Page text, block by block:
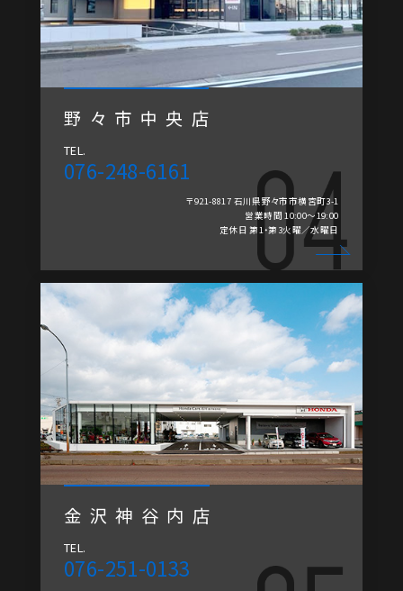
野々市中央店
TEL.
076-248-6161
〒921-8817 石川県野々市市横宮町3-1
営業時間 10:00～19:00
定休日 第1・第3火曜／水曜日
金沢神谷内店
TEL.
076-251-0133